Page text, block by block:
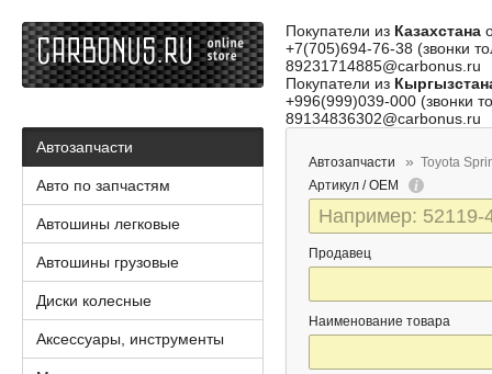
Покупатели из Казахстана
+7(705)694-76-38 (звонки
89231714885@carbonus.ru
Покупатели из
+996(999)039-000 (звонки
89134836302@carbonus.ru
Автозапчасти
Toyota
Артикул / OEM
Продавец
Наименование товара
Автозапчасти
Авто по запчастям
Автошины легковые
Автошины грузовые
Диски колесные
Аксессуары, инструменты